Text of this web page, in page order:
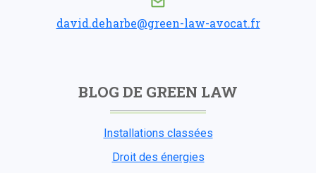
david.deharbe@green-law-avocat.fr
BLOG DE GREEN LAW
Installations classées
Droit des énergies